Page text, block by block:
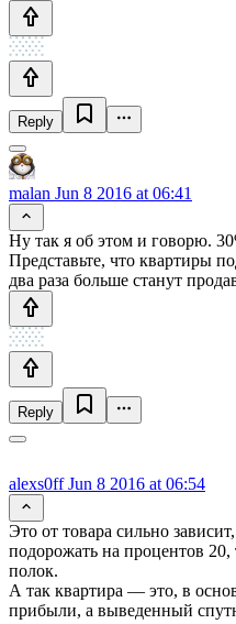
Reply
malan Jun 8 2016 at 06:41
Ну так я об этом и говорю.
Представьте, что квартиры
два раза больше станут
Reply
alexs0ffJun 8 2016 at 06:54
Это от товара сильно
подорожать на процентов
полок.
А так квартира — это, в
прибыли, а выведенный